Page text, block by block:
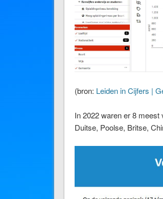
(bron: Leiden in Cijfers |
In 2022 waren er 8
Duitse, Poolse, Britse,